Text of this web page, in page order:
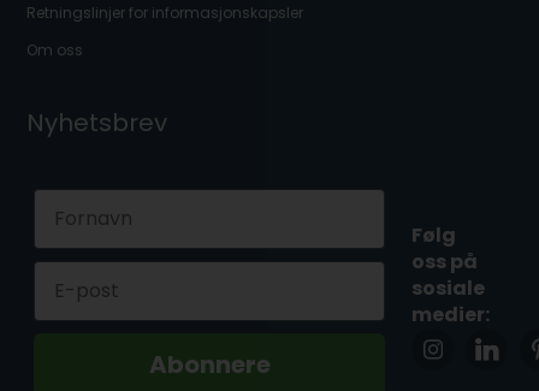
Retningslinjer for informasjonskapsler
Om oss
Nyhetsbrev
Abonnere
Følg
oss på
sosiale
medier: